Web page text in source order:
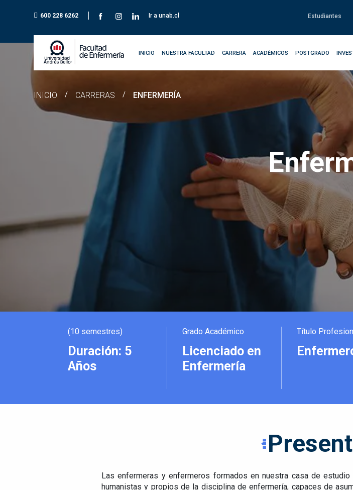
600 228 6262 Ir a unab.cl Estudiantes
INICIO NUESTRA FACULTAD CARRERA ACADÉMICOS POSTGRADO
INICIO / CARRERAS / ENFERMERÍA
(10 semestres)
Duración: 5
Años
Grado Académico
Licenciado en
Enfermería
Título
Las enfermeras y enfermeros formados en nuestra casa de
humanistas y propios de la disciplina de enfermería, capaces de